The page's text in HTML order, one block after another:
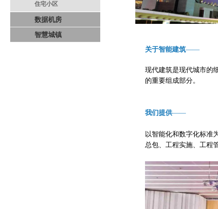
住宅小区
数据机房
智慧城镇
关于智能建筑——
现代建筑是现代城市的
的重要组成部分。
我们提供——
以智能化和数字化标准
总包、工程实施、工程